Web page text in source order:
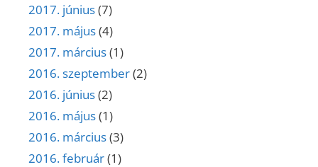
2017. június(7)
2017. május(4)
2017. március(1)
2016. szeptember(2)
2016. június(2)
2016. május(1)
2016. március(3)
2016. február(1)